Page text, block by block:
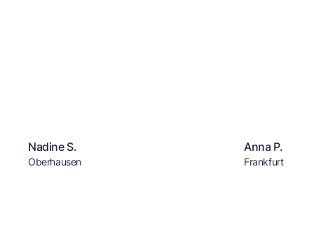
Nadine S.
Oberhausen
Anna P.
Frankfurt